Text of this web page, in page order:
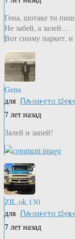
Гена, шотаке ти
Не забей, а залей…
Вот сниму паркет,
Gena
для Ոሉαዙҿτα
7 лет назад
Залей и запей!
ZIL.ok.130
для Ոሉαዙҿτα
7 лет назад